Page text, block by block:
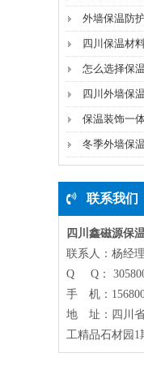
外墙保温防
四川保温材
怎么选择保
四川外墙保
保温装饰一
冬季外墙保
联系我们
四川鑫磁源保
联系人：杨经理
Q Q：
手 机：
地 址：四川
工精品石材园1